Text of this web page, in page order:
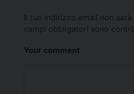
Il tuo indirizzo email non
campi obbligatori sono
Your comment